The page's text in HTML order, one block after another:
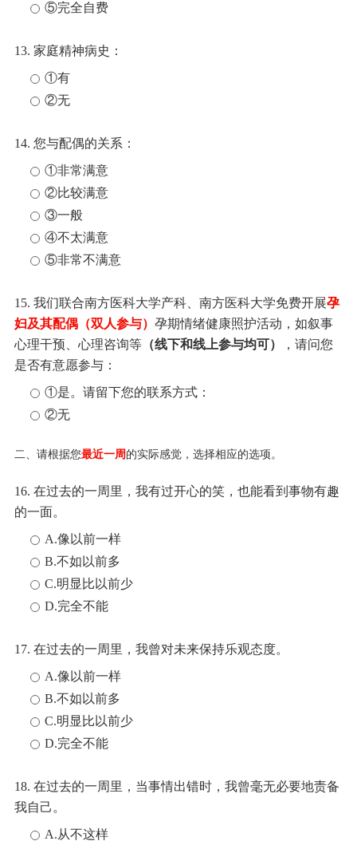
⑤完全自费
13. 家庭精神病史：
①有
②无
14. 您与配偶的关系：
①非常满意
②比较满意
③一般
④不太满意
⑤非常不满意
15. 我们联合南方医科大学产科、南方医科大学免费开展孕
妇及其配偶（双人参与） 孕期情绪健康照护活动，如叙事
心理干预、心理咨询等 （线下和线上参与均可）
，请问您
是否有意愿参与：
①是。请留下您的联系方式：
②无
二、请根据您最近一周 的实际感觉，选择相应的选项。
16. 在过去的一周里，我有过开心的笑，也能看到事物有趣
的一面。
A.像以前一样
B.不如以前多
C.明显比以前少
D.完全不能
17. 在过去的一周里，我曾对未来保持乐观态度。
A.像以前一样
B.不如以前多
C.明显比以前少
D.完全不能
18. 在过去的一周里，当事情出错时，我曾毫无必要地责备
我自己。
A.从不这样